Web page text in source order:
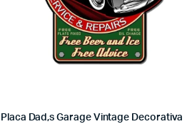
Placa Dad,s Garage Vintage Decorativa